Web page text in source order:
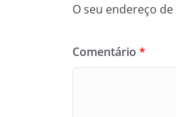
O seu endereço
Comentário *